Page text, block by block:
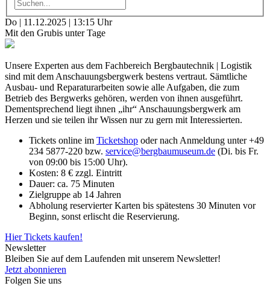
Do | 11.12.2025 | 13:15 Uhr
Mit den Grubis unter Tage
Unsere Experten aus dem Fachbereich Bergbautechnik | Logistik
sind mit dem Anschauungsbergwerk bestens vertraut. Sämtliche
Ausbau- und Reparaturarbeiten sowie alle Aufgaben, die zum
Betrieb des Bergwerks gehören, werden von ihnen ausgeführt.
Dementsprechend liegt ihnen „ihr“ Anschauungsbergwerk am
Herzen und sie teilen ihr Wissen nur zu gern mit Interessierten.
Tickets online im Ticketshop oder nach Anmeldung unter +49
234 5877-220 bzw. service@bergbaumuseum.de (Di. bis Fr.
von 09:00 bis 15:00 Uhr).
Kosten: 8 € zzgl. Eintritt
Dauer: ca. 75 Minuten
Zielgruppe ab 14 Jahren
Abholung reservierter Karten bis spätestens 30 Minuten vor
Beginn, sonst erlischt die Reservierung.
Hier Tickets kaufen!
Newsletter
Bleiben Sie auf dem Laufenden mit unserem Newsletter!
Jetzt abonnieren
Folgen Sie uns